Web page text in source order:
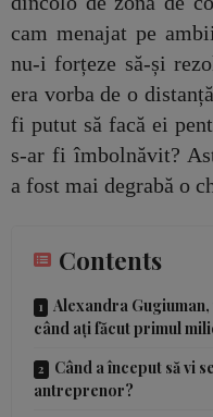
cam menajat pe
nu-i forțeze să-și
era vorba de o
fi putut să facă ei
s-ar fi îmbolnăvit?
a fost mai degrabă o
Contents
Alexandra
când ați făcut primul
Când a început să vi
antreprenor?